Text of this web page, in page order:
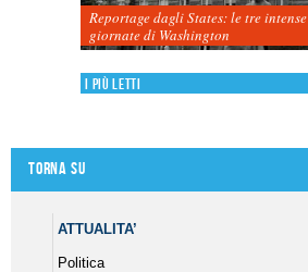
Reportage dagli States: le tre intense
giornate di Washington
I più letti
Torna su
ATTUALITA’
Politica